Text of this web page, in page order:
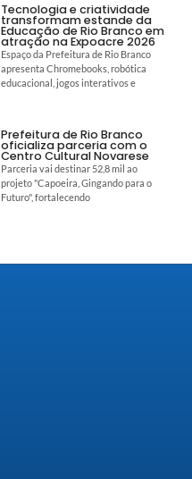
Tecnologia e criatividade
transformam estande da
Educação de Rio Branco em
atração na Expoacre 2026
Espaço da Prefeitura de Rio Branco
apresenta Chromebooks, robótica
educacional, jogos interativos e
Prefeitura de Rio Branco
oficializa parceria com o
Centro Cultural Novarese
Parceria vai destinar 52,8 mil ao
projeto "Capoeira, Gingando para o
Futuro", fortalecendo